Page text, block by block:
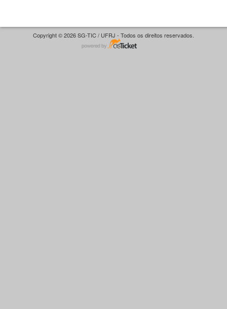
Copyright © 2026 SG-TIC / UFRJ - Todos os direitos reservados.